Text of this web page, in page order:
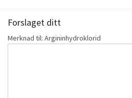
Forslaget ditt
Merknad til: Argininhydroklorid